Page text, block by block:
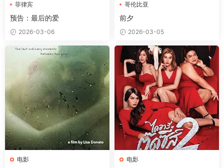
菲律宾
预告：最后的爱
2026-03-06
哥伦比亚
前夕
2026-03-05
电影
电影